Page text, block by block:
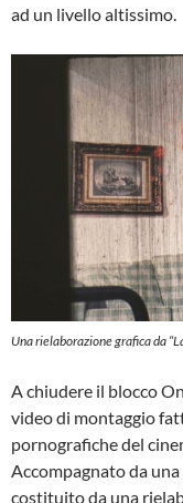
ad un livello altissimo.
Una rielaborazione grafica da
A chiudere il blocco
video di montaggio
pornografiche del
Accompagnato da
costituito da una